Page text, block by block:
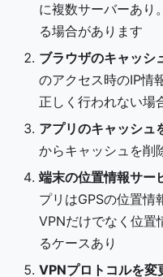
に複数サーバーあり
る場合があります
ブラウザのキャッ
のアクセス時のIP情
正しく行われない場
アプリのキャッシュ
からキャッシュを削
端末の位置情報サー
プリはGPSの位置情
VPNだけでなく位置
るケースあり
VPNプロトコルを変